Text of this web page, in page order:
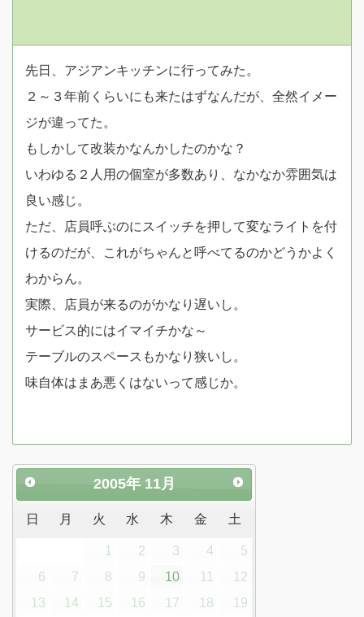
先日、アジアンキッチンに行ってみた。
２～３年前くらいにも来たはずなんだが、全然イメー
ジが違ってた。
もしかして改装かなんかしたのかな？
いわゆる２人用の個室が多数あり、なかなか雰囲気は
良い感じ。
ただ、店員呼ぶのにスイッチを押して変なライトを付
けるのだが、これがちゃんと呼べてるのかどうかよく
わからん。
実際、店員が来るのがかなり遅いし。
サービス的にはイマイチかな～
テーブルのスペースもかなり狭いし。
味自体はまあ悪くはないって感じか。
2005年 11月
日 月 火 水 木 金 土
1 2 3 4
5
6
7 8 9 10 11
12
13
14 15 16 17 18 19